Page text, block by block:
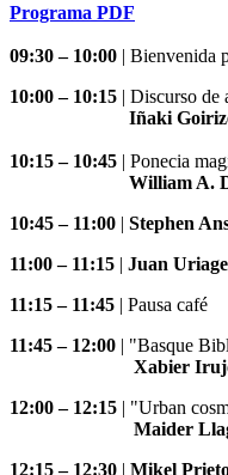
Programa PDF
09:30 – 10:00 | Bienvenida
10:00 – 10:15 | Discurso de
Iñaki
10:15 – 10:45 | Ponecia
William A.
10:45 – 11:00 | Stephen
11:00 – 11:15 | Juan
11:15 – 11:45 | Pausa café
11:45 – 12:00 | "Basque
Xabier
12:00 – 12:15 | "Urban
Maider
12:15 – 12:30 | Mikel